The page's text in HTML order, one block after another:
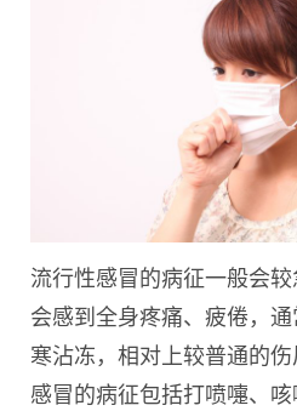
流行性感冒的病征一般会
会感到全身疼痛、疲倦，
寒沾冻，相对上较普通的
感冒的病征包括打喷嚏、